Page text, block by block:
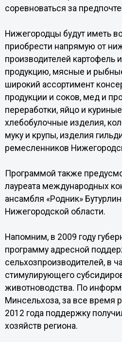
соревноваться за
Нижегородцы будут иметь
приобрести напрямую от
производителей картофель
продукцию, мясные и
широкий ассортимент
продукции и соков, мед и
переработки, яйцо и
хлебобулочные изделия,
муку и крупы, изделия
ремесленников
Программой также
лауреата международных
ансамбля «Родник»
Нижегородской области.
Напомним, в 2009 году
программу адресной
сельхозпроизводителей, в
стимулирующего
животноводства. По
Минсельхоза, за все время
2012 года поддержку
хозяйств региона.